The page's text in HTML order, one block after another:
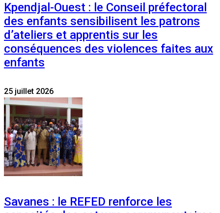
Kpendjal-Ouest : le Conseil préfectoral
des enfants sensibilisent les patrons
d’ateliers et apprentis sur les
conséquences des violences faites aux
enfants
25 juillet 2026
Savanes : le REFED renforce les